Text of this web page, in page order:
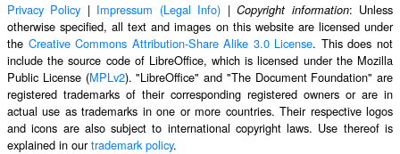
Privacy Policy | Impressum (Legal Info) |Copyright information: Unless
otherwise specified, all text and images on this website are licensed under
the Creative Commons Attribution-Share Alike 3.0 License. This does not
include the source code of LibreOffice, which is licensed under the Mozilla
Public License (MPLv2). "LibreOffice" and "The Document Foundation" are
registered trademarks of their corresponding registered owners or are in
actual use as trademarks in one or more countries. Their respective logos
and icons are also subject to international copyright laws. Use thereof is
explained in ourtrademark policy.